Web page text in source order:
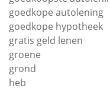
goedkope autolening
goedkope hypotheek
gratis geld lenen
groene
grond
heb